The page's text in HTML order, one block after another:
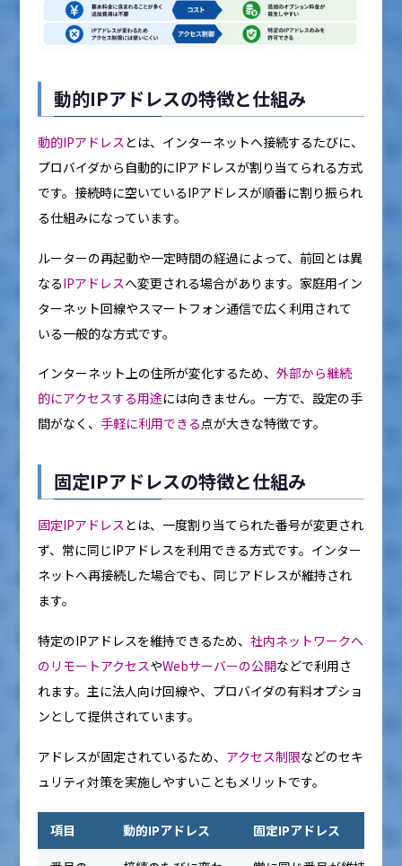
動的IPアドレスの特徴と仕組み
動的IPアドレス とは、インターネットへ接続するたびに、
プロバイダから自動的にIPアドレスが割り当てられる方式
です。接続時に空いているIPアドレスが順番に割り振られ
る仕組みになっています。
ルーターの再起動や一定時間の経過によって、前回とは異
なるIPアドレスへ変更される場合があります。家庭用イン
ターネット回線やスマートフォン通信で広く利用されて
いる一般的な方式です。
インターネット上の住所が変化するため、外部から継続
的にアクセスする用途には向きません。一方で、設定の手
間がなく、 手軽に利用できる点が大きな特徴です。
固定IPアドレスの特徴と仕組み
固定IPアドレスとは、一度割り当てられた番号が変更され
ず、常に同じIPアドレスを利用できる方式です。インター
ネットへ再接続した場合でも、同じアドレスが維持され
ます。
特定のIPアドレスを維持できるため、社内ネットワークへ
のリモートアクセスやWebサーバーの公開などで利用さ
れます。主に法人向け回線や、プロバイダの有料オプショ
ンとして提供されています。
アドレスが固定されているため、 アクセス制限などのセキ
ュリティ対策を実施しやすいこともメリットです。
項目 動的IPアドレス 固定IPアドレス